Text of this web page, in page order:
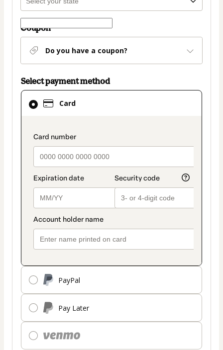
Coupon
Do you have a coupon?
Select payment method
Card
payment_data.section_title_v2
PayPal
Pay Later
Card
selected
method